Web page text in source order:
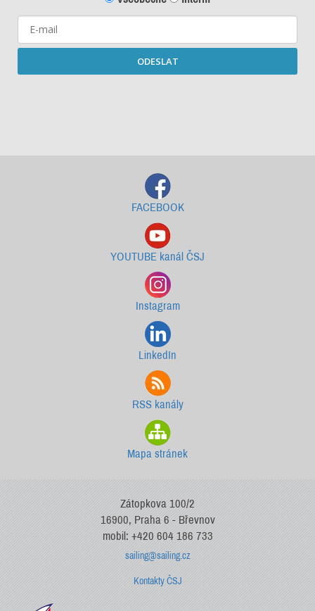
ODESLAT
FACEBOOK
YOUTUBE kanál ČSJ
Instagram
LinkedIn
RSS kanály
Mapa stránek
Zátopkova 100/2
16900, Praha 6 - Břevnov
mobil: +420 604 186 733
sailing@sailing.cz
Kontakty ČSJ